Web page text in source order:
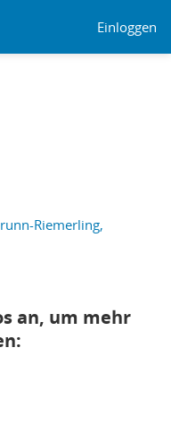
Einloggen
Riemerling,
an, um mehr